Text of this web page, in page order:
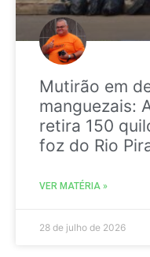
Mutirão em
manguezais:
retira 150
foz do Rio
VER MATÉRIA »
28 de julho de 2026